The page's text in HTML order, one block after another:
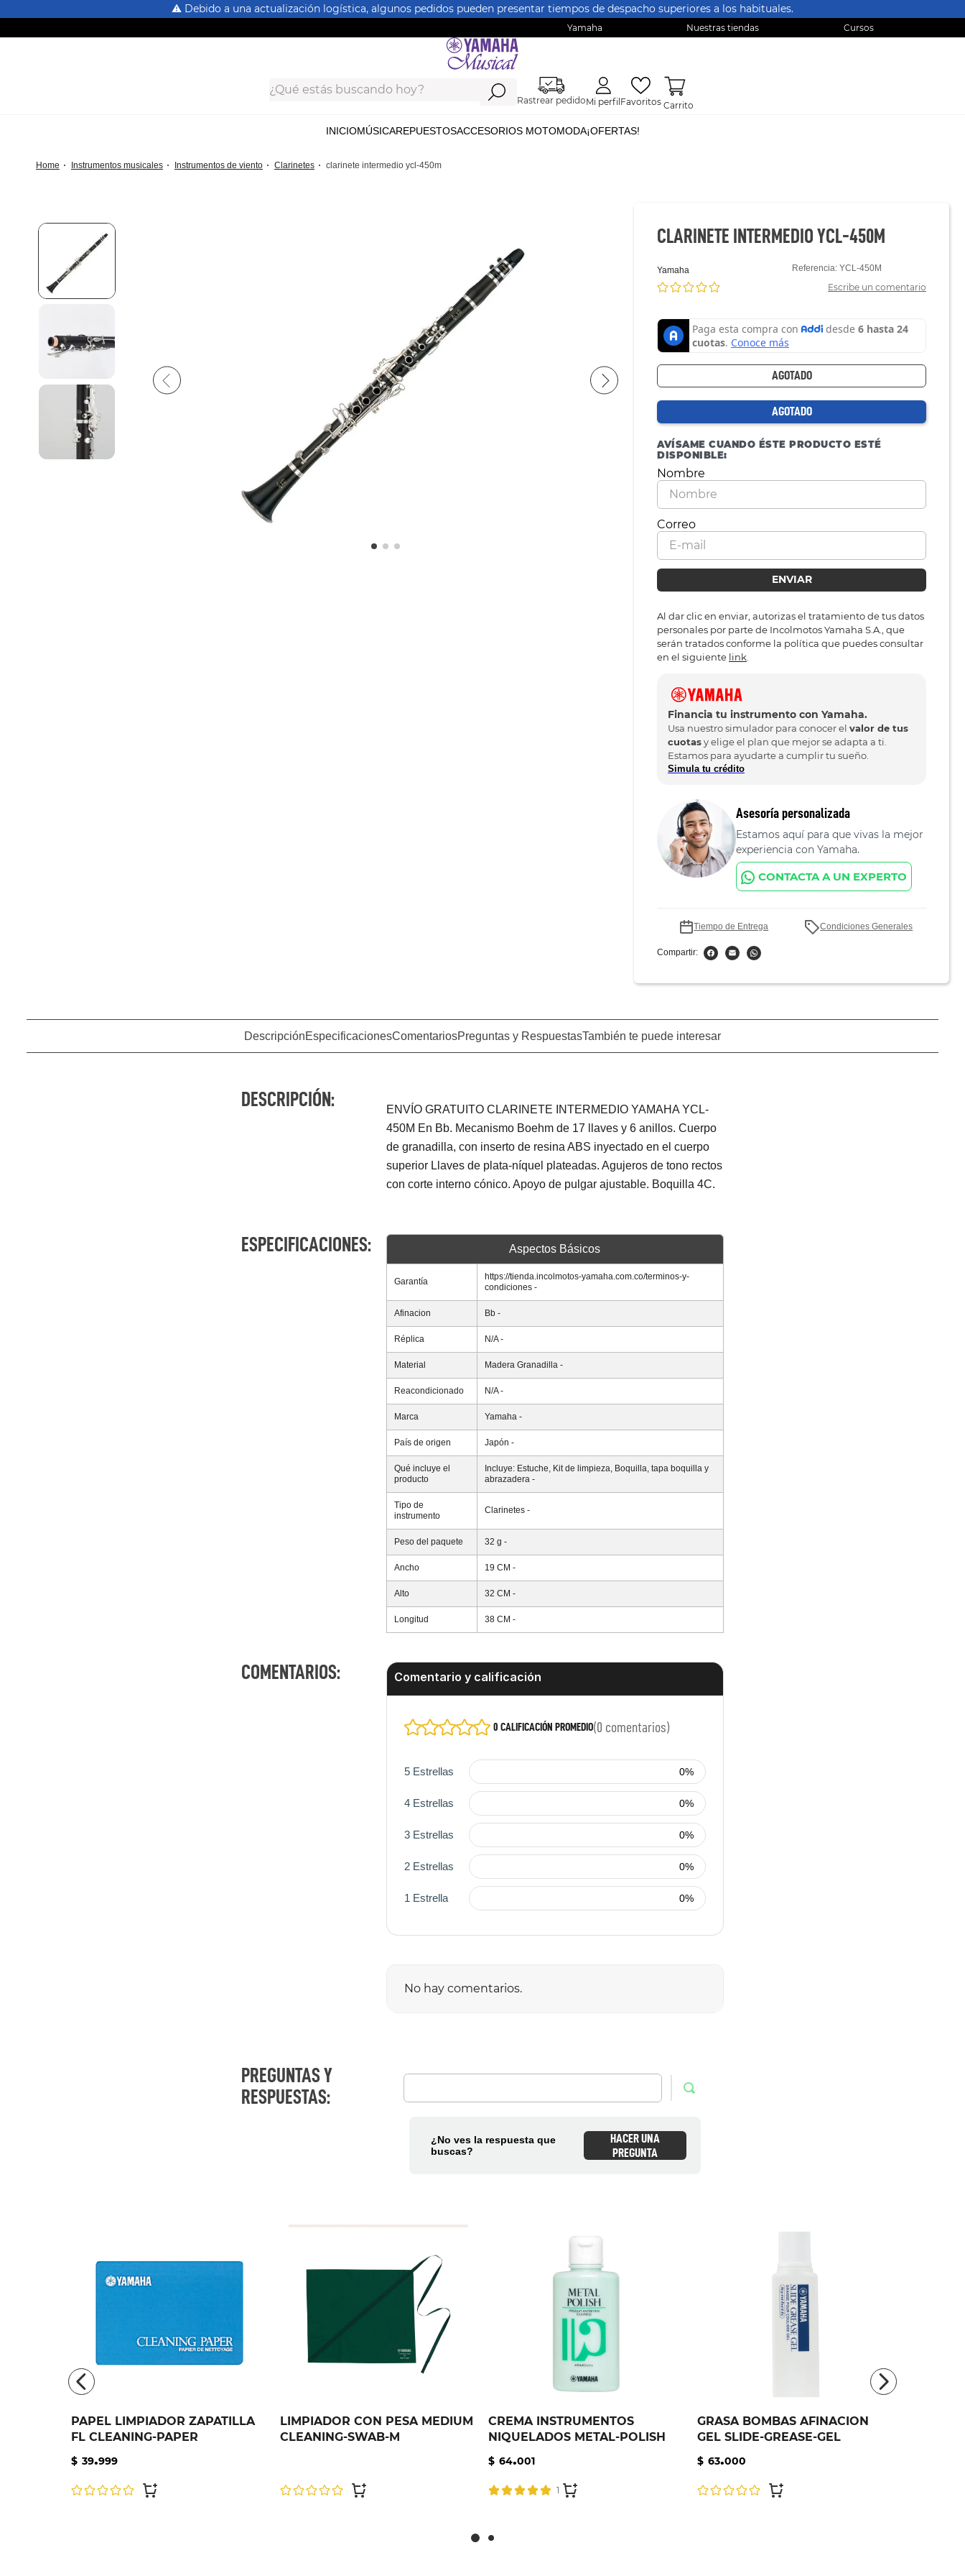
⚠️ Debido a una actualización logística, algunos pedidos pueden presentar tiempos de despacho superiores a los habituales.
Yamaha Nuestras tiendas Cursos
¿Qué estás buscando hoy?
rx115
xtz150
crypton
Rastrear pedidoMi perfil Favoritos
INICIOMÚSICAREPUESTOSACCESORIOS MOTOMODA¡OFERTAS!
instrumentos musicales instrumentos de viento clarinetes clarinete intermedio ycl-450m
CLARINETE INTERMEDIO YCL-450M
yamaha Referencia: YCL-450M
Escribe un comentario
AGOTADO
AGOTADO
AVÍSAME CUANDO ÉSTE PRODUCTO ESTÉ
DISPONIBLE:
ENVIAR
Al dar clic en enviar, autorizas el tratamiento de tus datos
personales por parte de Incolmotos Yamaha S.A., que
serán tratados conforme la política que puedes consultar
en el siguiente link
Financia tu instrumento con Yamaha.
Usa nuestro simulador para conocer el valor de tus
cuotasy elige el plan que mejor se adapta a ti.
Estamos para ayudarte a cumplir tu sueño.
Simula tu crédito
Asesoría personalizada
Estamos aquí para que vivas la mejor
experiencia con Yamaha.
CONTACTA A UN EXPERTO
Tiempo de Entrega Condiciones Generales
Compartir:
DescripciónEspecificacionesComentariosPreguntas y RespuestasTambién te puede interesar
DESCRIPCIÓN:
ENVÍO GRATUITO CLARINETE INTERMEDIO YAMAHA YCL-
450M En Bb. Mecanismo Boehm de 17 llaves y 6 anillos. Cuerpo
de granadilla, con inserto de resina ABS inyectado en el cuerpo
superior Llaves de plata-níquel plateadas. Agujeros de tono rectos
con corte interno cónico. Apoyo de pulgar ajustable. Boquilla 4C.
ESPECIFICACIONES: Aspectos Básicos
Garantía
https://tienda.incolmotos-yamaha.com.co/terminos-y-
condiciones-
Afinacion Bb-
Réplica N/A-
Material Madera Granadilla-
Reacondicionado N/A-
Marca Yamaha-
País de origen Japón -
Qué incluye el
producto
Incluye: Estuche, Kit de limpieza, Boquilla, tapa boquilla y
abrazadera-
Tipo de
instrumento
Clarinetes-
Peso del paquete 32 g -
Ancho 19 CM -
Alto 32 CM -
Longitud 38 CM -
COMENTARIOS:
☆☆☆☆☆ 0 CALIFICACIÓN PROMEDIO(0 comentarios)
5 Estrellas 0%
4 Estrellas 0%
3 Estrellas 0%
2 Estrellas 0%
1 Estrella 0%
Califica el producto de 1 a 5 estrellas
No hay comentarios.
PREGUNTAS Y
RESPUESTAS:
¿No ves la respuesta que
buscas?
HACER UNA
PREGUNTA
PAPEL LIMPIADOR ZAPATILLA
FL CLEANING-PAPER
$ 39.999
LIMPIADOR CON PESA MEDIUM
CLEANING-SWAB-M
CREMA INSTRUMENTOS
NIQUELADOS METAL-POLISH
$ 64.001
1
GRASA BOMBAS AFINACION
GEL SLIDE-GREASE-GEL
$ 63.000